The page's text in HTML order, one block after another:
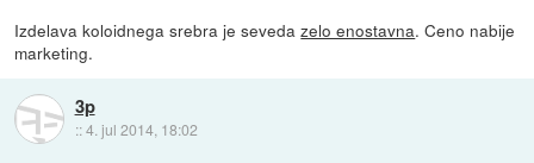
Izdelava koloidnega srebra je sevedazelo enostavna. Ceno nabije
marketing.
3p
::4. jul 2014, 18:02